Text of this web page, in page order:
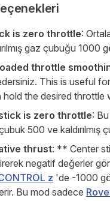
is zero throttle:
gaz çubuğu 1000
throttle
This is useful
hold the desired throttle
is zero throttle:
500 ve kaldırılmış
thrust: ** Center
negatif değerler
z 'de -1000
Bu mod sadece